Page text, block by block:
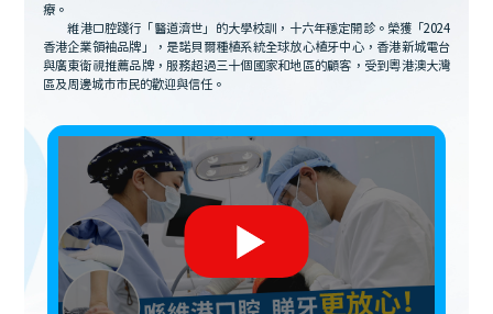
療。
維港口腔踐行「醫道濟世」的大學校訓，十六年穩定開診。榮獲「2024
香港企業領袖品牌」，是諾貝爾種植系統全球放心植牙中心，香港新城電台
與廣東衛視推薦品牌，服務超過三十個國家和地區的顧客，受到粵港澳大灣
區及周邊城市市民的歡迎與信任。